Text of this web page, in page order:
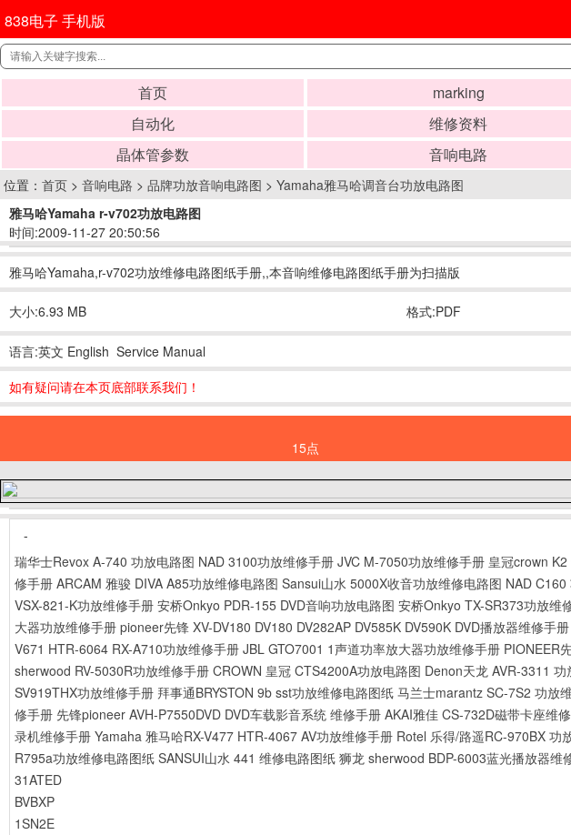
838电子 手机版
首页 marking
自动化
维修资料
晶体管参数
音响电路
位置： 首页 > 音响电路 > 品牌功放音响电路图 > Yamaha雅马哈调音台功放电路图
雅马哈Yamaha r-v702功放电路图
时间:2009-11-27 20:50:56
雅马哈Yamaha,r-v702功放维修电路图纸手册,,本音响维修电路图纸手册为扫描版
大小:6.93 MB 格式:PDF
语言:英文 English Service Manual
如有疑问请在本页底部联系我们！
15点
-
瑞华士Revox A-740 功放电路图 NAD 3100功放维修手册 JVC M-7050功放维修手册 皇冠crown
修手册 ARCAM 雅骏 DIVA A85功放维修电路图 Sansui山水 5000X收音功放维修电路图 NAD
VSX-821-K功放维修手册 安桥Onkyo PDR-155 DVD音响功放电路图 安桥Onkyo TX-SR373功放维
大器功放维修手册 pioneer先锋 XV-DV180 DV180 DV282AP DV585K DV590K DVD播放器维修手册
V671 HTR-6064 RX-A710功放维修手册 JBL GTO7001 1声道功率放大器功放维修手册 PIONEER
sherwood RV-5030R功放维修手册 CROWN 皇冠 CTS4200A功放电路图 Denon天龙 AVR-3311 功
SV919THX功放维修手册 拜事通BRYSTON 9b sst功放维修电路图纸 马兰士marantz SC-7S2 功放
修手册 先锋pioneer AVH-P7550DVD DVD车载影音系统 维修手册 AKAI雅佳 CS-732D磁带卡座维
录机维修手册 Yamaha 雅马哈RX-V477 HTR-4067 AV功放维修手册 Rotel 乐得/路遥RC-970BX 功
R795a功放维修电路图纸 SANSUI山水 441 维修电路图纸 狮龙 sherwood BDP-6003蓝光播放器维
31ATED
BVBXP
1SN2E